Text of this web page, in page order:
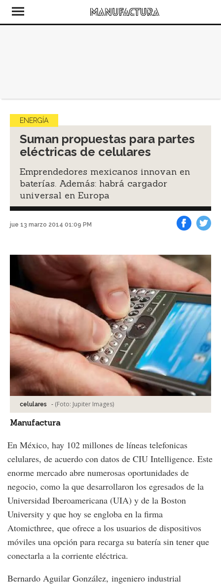
ENERGÍA
Suman propuestas para partes
eléctricas de celulares
Emprendedores mexicanos innovan en
baterías. Además: habrá cargador
universal en Europa
jue 13 marzo 2014 01:09 PM
celulares - (Foto: Jupiter Images)
Manufactura
En México, hay 102 millones de líneas telefonicas
celulares, de acuerdo con datos de CIU Intelligence. Este
enorme mercado abre numerosas oportunidades de
negocio, como la que desarrollaron los egresados de la
Universidad Iberoamericana (UIA) y de la Boston
University y que hoy se engloba en la firma
Atomicthree, que ofrece a los usuarios de dispositivos
móviles una opción para recarga su batería sin tener que
conectarla a la corriente eléctrica.
Bernardo Aguilar González, ingeniero industrial